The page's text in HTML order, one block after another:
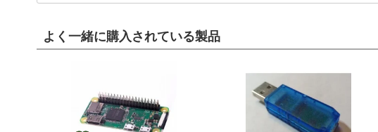
よく一緒に購入されている製品